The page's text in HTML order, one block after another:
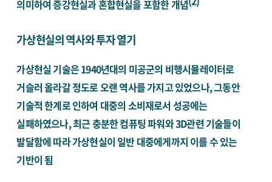
의미하여 증강현실과 혼합현실을 포함한 개념
가상현실의 역사와 투자 열기
가상현실 기술은 1940년대의 미공군의 비행시뮬레이터로
거슬러 올라갈 정도로 오랜 역사를 가지고 있었으나, 그동안
기술적 한계로 인하여 대중의 소비재로서 성공에는
실패하였으나, 최근 충분한 컴퓨팅 파워와 3D관련 기술들이
발달함에 따라 가상현실이 일반 대중에게까지 이를 수 있는
기반이 됨